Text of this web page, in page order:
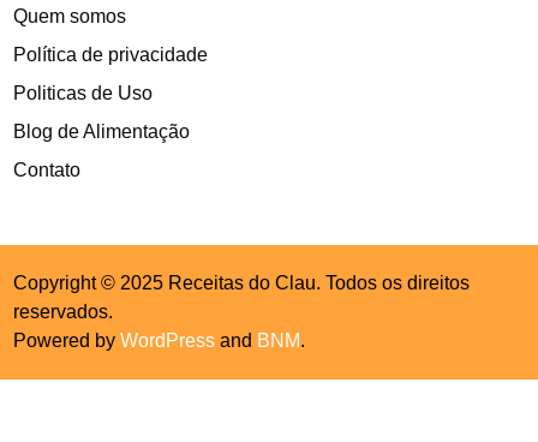
Quem somos
Política de privacidade
Politicas de Uso
Blog de Alimentação
Contato
Copyright © 2025 Receitas do Clau. Todos os direitos
reservados.
Powered byWordPress and BNM.